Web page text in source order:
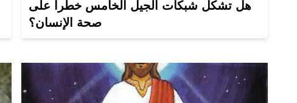
هل تشكل شبكات الجيل الخامس خطرا على
صحة الإنسان؟